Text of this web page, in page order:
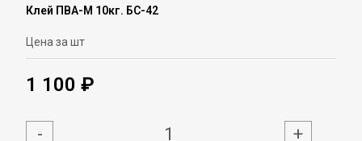
Клей ПВА-М 10кг. БС-42
Цена за шт
1 100 ₽
- +